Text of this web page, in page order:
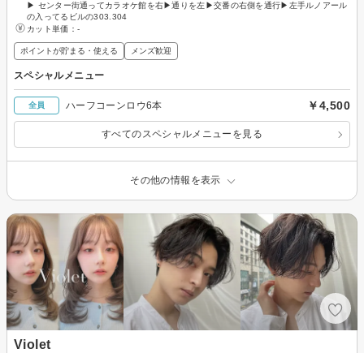
▶︎ センター街通ってカラオケ館を右▶︎通りを左▶︎交番の右側を通行▶︎左手ルノアール
の入ってるビルの303.304
カット単価： -
ポイントが貯まる・使える メンズ歓迎
スペシャルメニュー
全員 ハーフコーンロウ6本 ￥4,500
すべてのスペシャルメニューを見る
その他の情報を表示
Violet